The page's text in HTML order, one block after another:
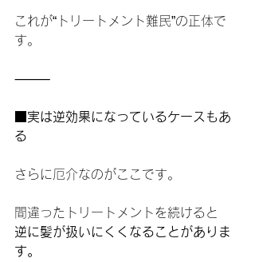
これが“トリートメント難民”の正体で
す。
⸻
■実は逆効果になっているケースもあ
る
さらに厄介なのがここです。
間違ったトリートメントを続けると
逆に髪が扱いにくくなることがありま
す。